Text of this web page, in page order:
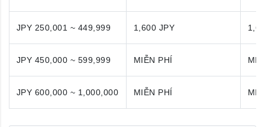
JPY 250,001 ~ 449,999 1,600 JPY
JPY 450,000 ~ 599,999 MIỄN PHÍ
JPY 600,000 ~ 1,000,000 MIỄN PHÍ